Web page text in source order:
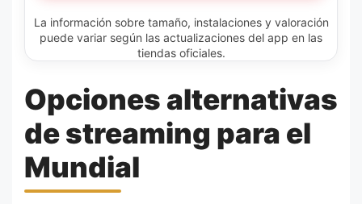
La información sobre tamaño, instalaciones y valoración
puede variar según las actualizaciones del app en las
tiendas oficiales.
Opciones alternativas
de streaming para el
Mundial